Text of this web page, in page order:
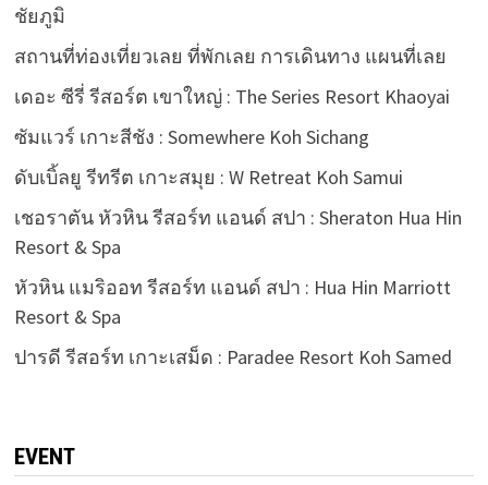
ชัยภูมิ
สถานที่ท่องเที่ยวเลย ที่พักเลย การเดินทาง แผนที่เลย
เดอะ ซีรี่ รีสอร์ต เขาใหญ่ : The Series Resort Khaoyai
ซัมแวร์ เกาะสีชัง : Somewhere Koh Sichang
ดับเบิ้ลยู รีทรีต เกาะสมุย : W Retreat Koh Samui
เชอราตัน หัวหิน รีสอร์ท แอนด์ สปา : Sheraton Hua Hin
Resort & Spa
หัวหิน แมริออท รีสอร์ท แอนด์ สปา : Hua Hin Marriott
Resort & Spa
ปารดี รีสอร์ท เกาะเสม็ด : Paradee Resort Koh Samed
EVENT